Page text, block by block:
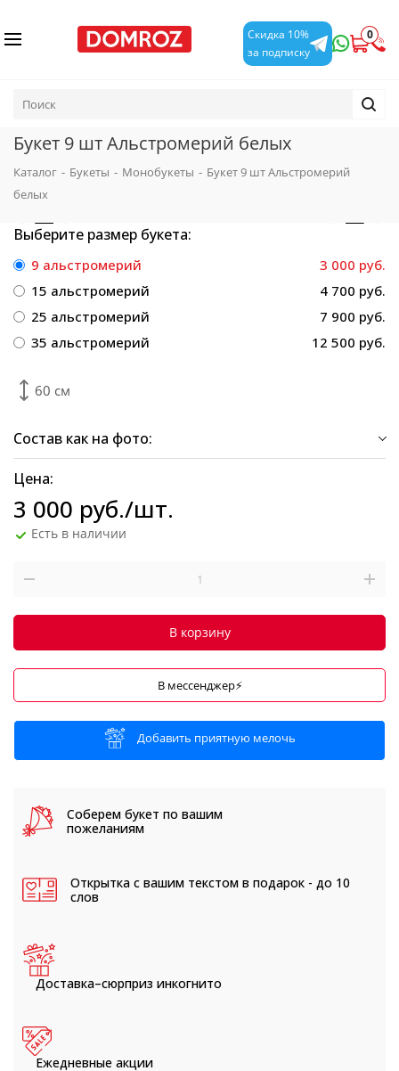
Скидка 10%
за подписку
0
Букет 9 шт Альстромерий белых
Каталог - Букеты - Монобукеты - Букет 9 шт Альстромерий
белых
Выберите размер букета:
9 альстромерий
3 000 руб.
15 альстромерий
4 700 руб.
25 альстромерий
7 900 руб.
35 альстромерий
12 500 руб.
60 см
Состав как на фото:
Цена:
3 000 руб./шт.
Есть в наличии
В корзину
В мессенджер⚡
Добавить приятную мелочь
Соберем букет по вашим
пожеланиям
Открытка с вашим текстом в подарок - до 10
слов
Доставка–сюрприз инкогнито
Ежедневные акции